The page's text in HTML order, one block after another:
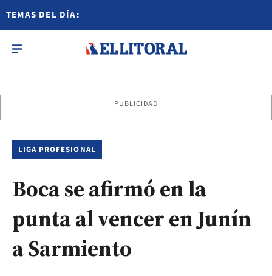
TEMAS DEL DÍA:
PUBLICIDAD
LIGA PROFESIONAL
Boca se afirmó en la
punta al vencer en Junín
a Sarmiento